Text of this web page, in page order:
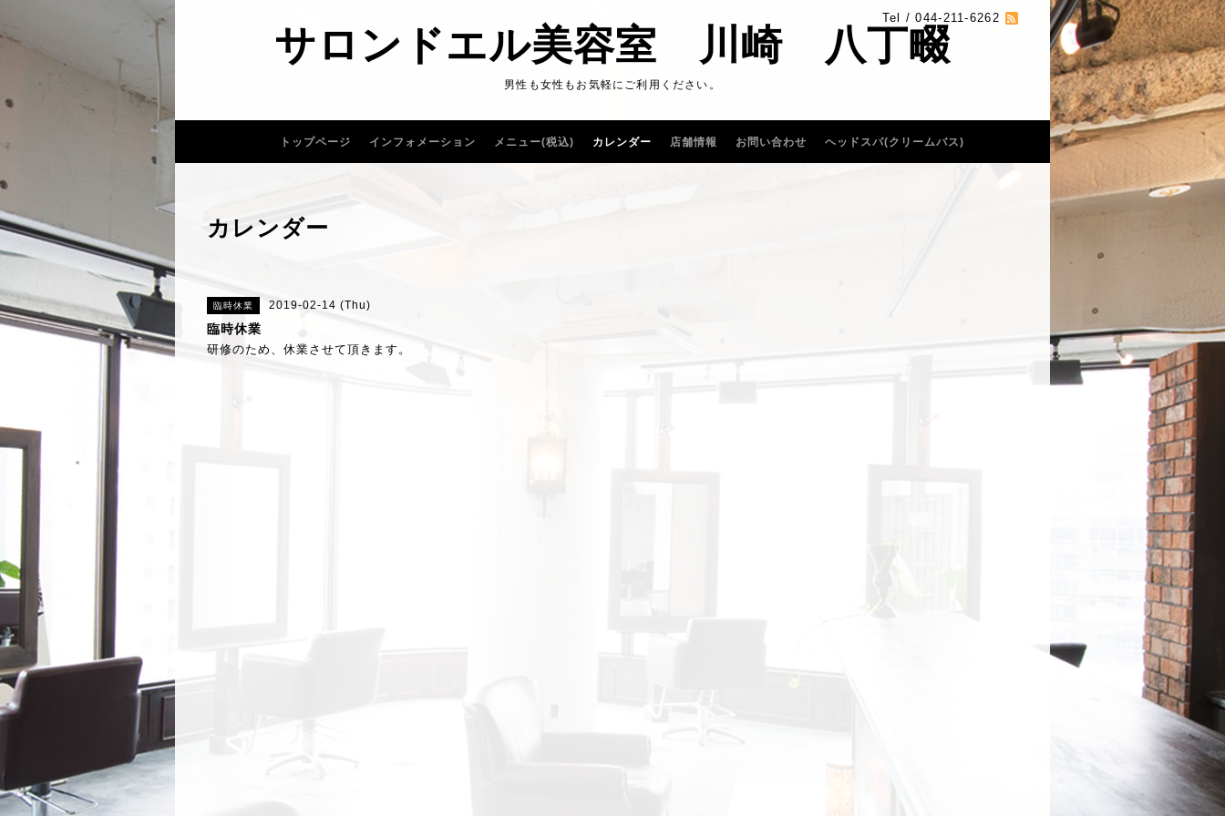
Tel / 044-211-6262
サロンドエル美容室 川崎 八丁畷
男性も女性もお気軽にご利用ください。
トップページ インフォメーション メニュー(税込) カレンダー 店舗情報 お問い合わせ ヘッドスパ(クリームバス)
カレンダー
臨時休業 2019-02-14 (Thu)
臨時休業
研修のため、休業させて頂きます。